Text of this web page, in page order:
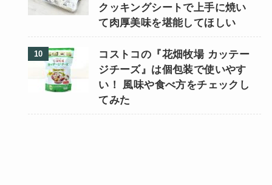
クッキングシートで上手に焼い
て肉厚美味を堪能してほしい
コストコの『花畑牧場 カッテー
ジチーズ』は個包装で使いやす
い！ 風味や食べ方をチェックし
てみた